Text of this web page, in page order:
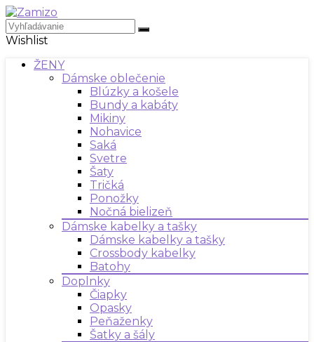
Wishlist
ŽENY
Dámske oblečenie
Blúzky a košele
Bundy a kabáty
Mikiny
Nohavice
Saká
Svetre
Šaty
Tričká
Ponožky
Nočná bielizeň
Dámske kabelky a tašky
Dámske kabelky a tašky
Crossbody kabelky
Batohy
Doplnky
Čiapky
Opasky
Peňaženky
Šatky a šály